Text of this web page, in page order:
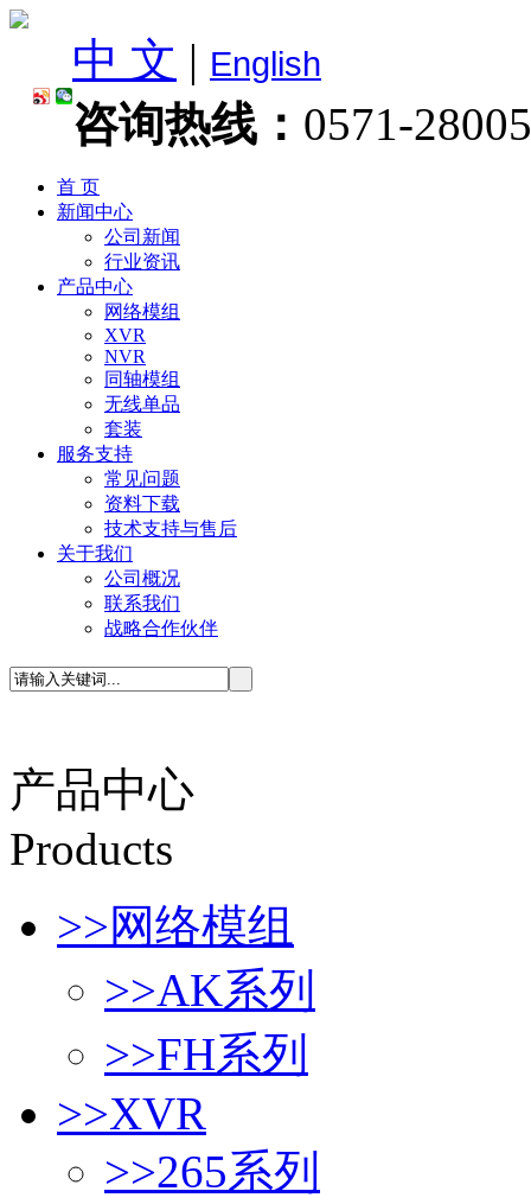
中 文 | English
咨询热线： 0571-
首 页
新闻中心
公司新闻
行业资讯
产品中心
网络模组
XVR
NVR
同轴模组
无线单品
套装
服务支持
常见问题
资料下载
技术支持与售后
关于我们
公司概况
联系我们
战略合作伙伴
产品中心
Products
>>网络模组
>>AK系列
>>FH系列
>>XVR
>>265系列